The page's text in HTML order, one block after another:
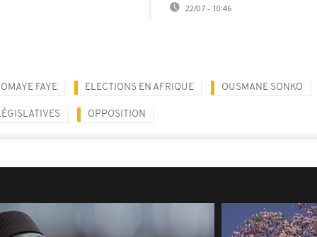
22/07 - 10:46
FAYE ELECTIONS EN AFRIQUE OUSMANE SONKO
OPPOSITION